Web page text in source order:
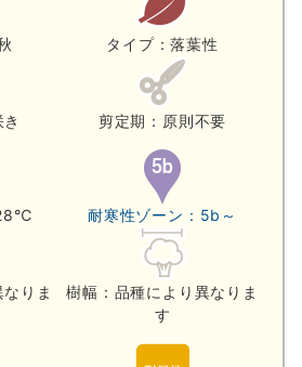
タイプ：落葉性
剪定期：原則不要
耐寒性ゾーン：5b～
りま
樹幅：品種により異なりま
す